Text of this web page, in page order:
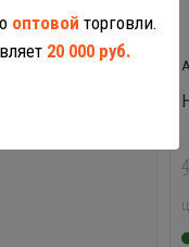
оптовой торговли.
20 000 руб.